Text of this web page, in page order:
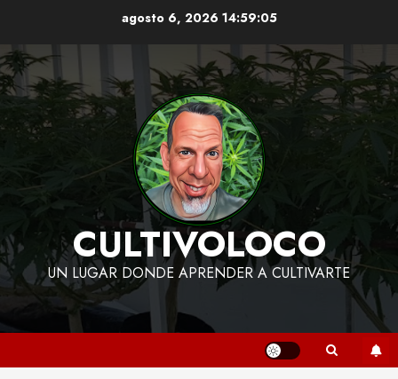
content
agosto 6, 2026 14:59:06
CULTIVOLOCO
UN LUGAR DONDE APRENDER A CULTIVARTE